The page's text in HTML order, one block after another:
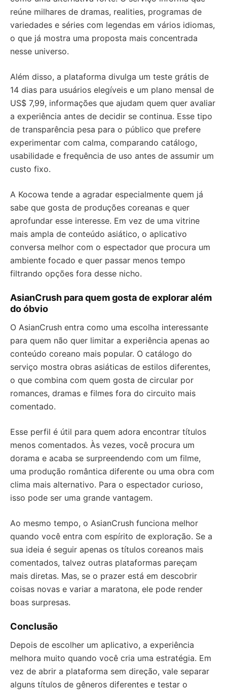
reúne milhares de dramas, realities, programas de
variedades e séries com legendas em vários idiomas,
o que já mostra uma proposta mais concentrada
nesse universo.
Além disso, a plataforma divulga um teste grátis de
14 dias para usuários elegíveis e um plano mensal de
US$ 7,99, informações que ajudam quem quer avaliar
a experiência antes de decidir se continua. Esse tipo
de transparência pesa para o público que prefere
experimentar com calma, comparando catálogo,
usabilidade e frequência de uso antes de assumir um
custo fixo.
A Kocowa tende a agradar especialmente quem já
sabe que gosta de produções coreanas e quer
aprofundar esse interesse. Em vez de uma vitrine
mais ampla de conteúdo asiático, o aplicativo
conversa melhor com o espectador que procura um
ambiente focado e quer passar menos tempo
filtrando opções fora desse nicho.
AsianCrush para quem gosta de explorar além
do óbvio
O AsianCrush entra como uma escolha interessante
para quem não quer limitar a experiência apenas ao
conteúdo coreano mais popular. O catálogo do
serviço mostra obras asiáticas de estilos diferentes,
o que combina com quem gosta de circular por
romances, dramas e filmes fora do circuito mais
comentado.
Esse perfil é útil para quem adora encontrar títulos
menos comentados. Às vezes, você procura um
dorama e acaba se surpreendendo com um filme,
uma produção romântica diferente ou uma obra com
clima mais alternativo. Para o espectador curioso,
isso pode ser uma grande vantagem.
Ao mesmo tempo, o AsianCrush funciona melhor
quando você entra com espírito de exploração. Se a
sua ideia é seguir apenas os títulos coreanos mais
comentados, talvez outras plataformas pareçam
mais diretas. Mas, se o prazer está em descobrir
coisas novas e variar a maratona, ele pode render
boas surpresas.
Conclusão
Depois de escolher um aplicativo, a experiência
melhora muito quando você cria uma estratégia. Em
vez de abrir a plataforma sem direção, vale separar
alguns títulos de gêneros diferentes e testar o